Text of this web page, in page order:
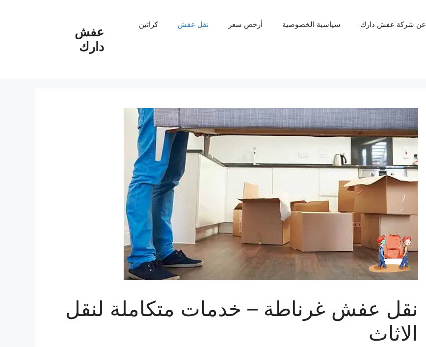
عفش
دارك
عن شركة عفش دارك سياسية الخصوصية أرخص سعر نقل عفش كراتين
نقل عفش غرناطة – خدمات متكاملة لنقل
الاثاث